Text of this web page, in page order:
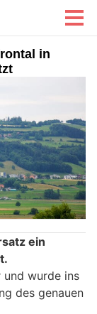
in
ein
wurde ins
des genauen